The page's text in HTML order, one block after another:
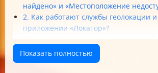
найдено» и «Местоположение
2. Как работают службы геолокации
приложении «Локатор»?
iPhone»
4. Как настроить локатор, чтобы он
Показать полностью